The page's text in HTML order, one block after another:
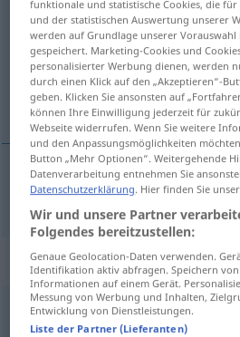
unterbelichtet
Übersicht aller
(Für mehr Details die Übersetzung
podexponovaný
podexponovaný unterbelichtet
Synonyme für
unterentwickelt,zurückgeblieben
funktionale und statistische Cookies, die
und der statistischen Auswertung unserer
werden auf Grundlage unserer
gespeichert. Marketing-Cookies und
personalisierter Werbung dienen, werden
durch einen Klick auf den „Akzeptieren“-
geben. Klicken Sie ansonsten auf
können Ihre Einwilligung jederzeit für
Webseite widerrufen. Wenn Sie weitere
und den Anpassungsmöglichkeiten
Button „Mehr Optionen“. Weitergehende
Datenverarbeitung entnehmen Sie
Datenschutzerklärung. Hier finden Sie
Wir und unsere Partner
Folgendes bereitzustellen:
Genaue Geolocation-Daten verwenden.
Identifikation aktiv abfragen. Speichern
Informationen auf einem Gerät.
Messung von Werbung und Inhalten,
Entwicklung von Dienstleistungen.
Liste der Partner (Lieferanten)